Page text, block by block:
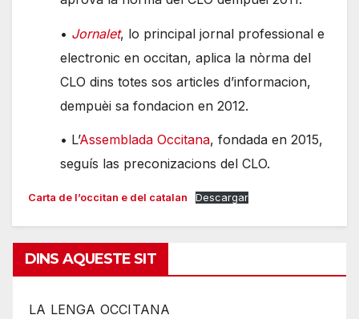
• Jornalet, lo principal jornal professional e
electronic en occitan, aplica la nòrma del
CLO dins totes sos articles d’informacion,
dempuèi sa fondacion en 2012.
• L’Assemblada Occitana, fondada en 2015,
seguís las preconizacions del CLO.
Carta de l’occitan e del catalan Descargar
DINS AQUESTE SIT
LA LENGA OCCITANA